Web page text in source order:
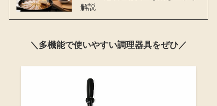
解説
＼多機能で使いやすい調理器具をぜひ／